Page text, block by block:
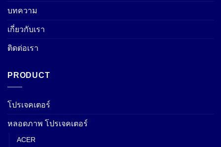
บทความ
เกี่ยวกับเรา
ติดต่อเรา
PRODUCT
โปรเจคเตอร์
หลอดภาพ โปรเจคเตอร์
ACER